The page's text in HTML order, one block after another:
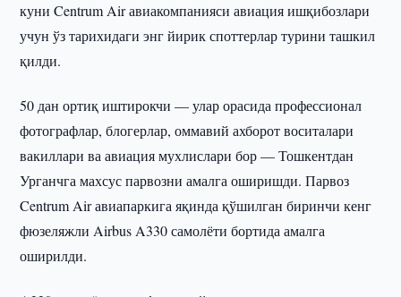
куни Centrum Air авиакомпанияси авиация ишқибозлари
учун ўз тарихидаги энг йирик споттерлар турини ташкил
қилди.
50 дан ортиқ иштирокчи — улар орасида профессионал
фотографлар, блогерлар, оммавий ахборот воситалари
вакиллари ва авиация мухлислари бор — Тошкентдан
Урганчга махсус парвозни амалга оширишди. Парвоз
Centrum Air авиапаркига яқинда қўшилган биринчи кенг
фюзеляжли Airbus A330 самолёти бортида амалга
оширилди.